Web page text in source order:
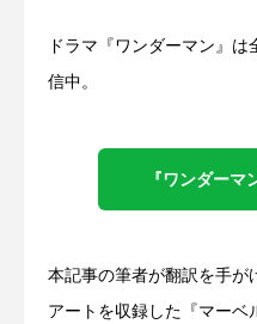
ドラマ『ワンダーマン』
信中。
『ワンダーマ
本記事の筆者が翻訳を手が
アートを収録した『マーベ